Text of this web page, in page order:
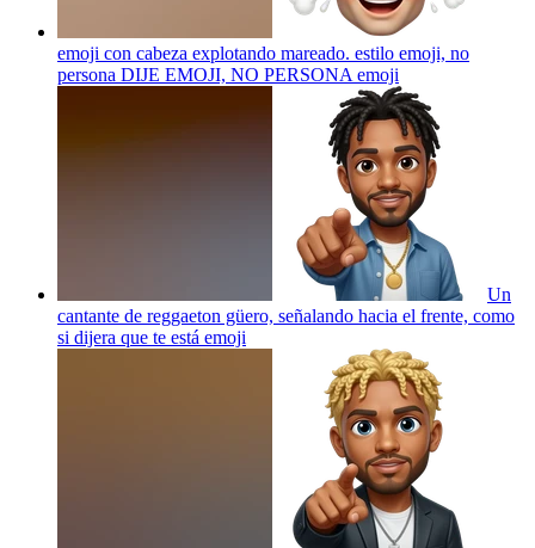
emoji con cabeza explotando mareado. estilo emoji, no
persona DIJE EMOJI, NO PERSONA emoji
Un
cantante de reggaeton güero, señalando hacia el frente, como
si dijera que te está emoji